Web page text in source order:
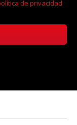
de privacidad